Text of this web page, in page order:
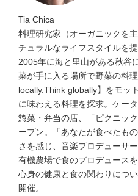
Tia Chica
料理研究家（オーガニックを
チュラルなライフスタイルを提
2005年に海と里山がある秋谷
菜が手に入る場所で野菜の料
locally.Think globally】をモッ
に味わえる料理を探求。ケー
惣菜・弁当の店、「ピクニッ
ープン。「あなたが食べたも
さを感じ、音楽プロデューサ
有機農場で食のプロデュースを
心身の健康と食の関わりにつ
開催。